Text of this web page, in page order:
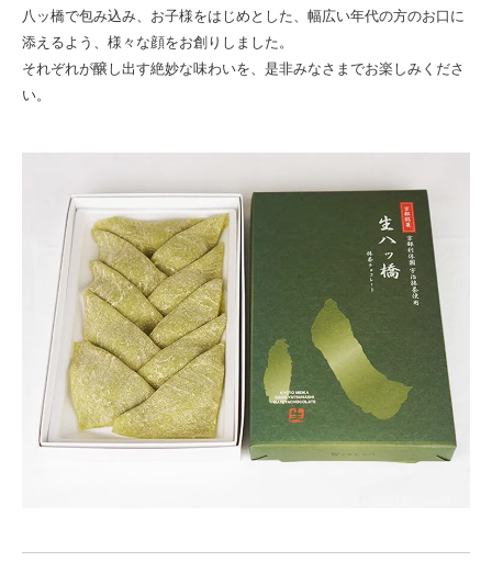
八ッ橋で包み込み、お子様をはじめとした、幅広い年代の方のお口に
添えるよう、様々な顔をお創りしました。
それぞれが醸し出す絶妙な味わいを、是非みなさまでお楽しみくださ
い。